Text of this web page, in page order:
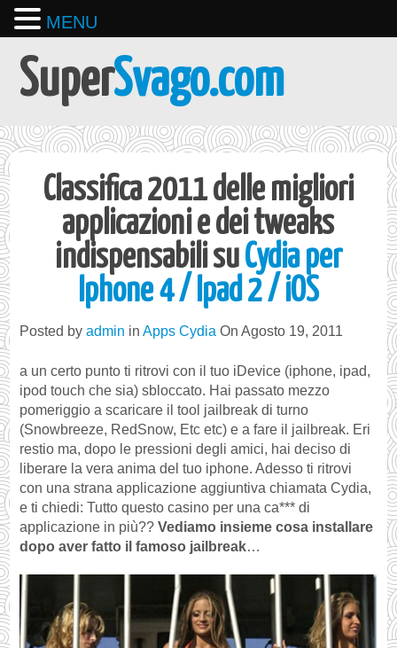
SuperSvago.com
Classifica 2011 delle migliori
applicazioni e dei tweaks
indispensabili suCydia per
Iphone 4 / Ipad 2 / iOS
Posted byadmin inApps Cydia On Agosto 19, 2011
a un certo punto ti ritrovi con il tuo iDevice (iphone, ipad,
ipod touch che sia) sbloccato. Hai passato mezzo
pomeriggio a scaricare il tool jailbreak di turno
(Snowbreeze, RedSnow, Etc etc) e a fare il jailbreak. Eri
restio ma, dopo le pressioni degli amici, hai deciso di
liberare la vera anima del tuo iphone. Adesso ti ritrovi
con una strana applicazione aggiuntiva chiamata Cydia,
e ti chiedi: Tutto questo casino per una ca*** di
applicazione in più??Vediamo insieme cosa installare
dopo aver fatto il famoso jailbreak…
MENU